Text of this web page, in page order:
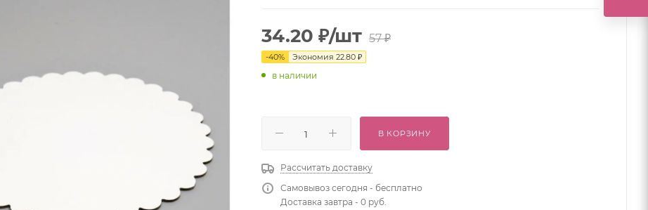
34.20 ₽/шт 57₽
-40% Экономия 22.80 ₽
в наличии
В КОРЗИНУ
Рассчитать доставку
Самовывоз сегодня - бесплатно
Доставка завтра - 0 руб.